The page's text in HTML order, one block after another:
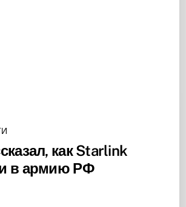
как Starlink
в армию РФ